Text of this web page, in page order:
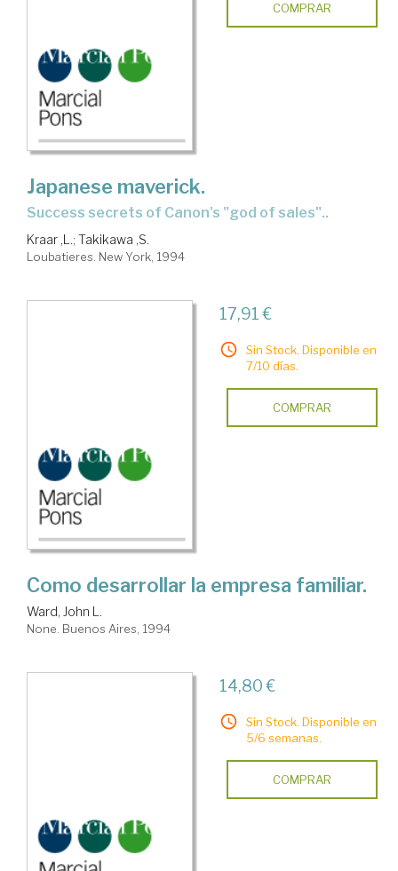
COMPRAR
Japanese maverick.
Success secrets of Canon's "god of sales"..
Kraar ,L.; Takikawa ,S.
Loubatieres. New York, 1994
17,91 €
Sin Stock. Disponible en
7/10 días.
COMPRAR
Como desarrollar la empresa familiar.
Ward, John L.
None. Buenos Aires, 1994
14,80 €
Sin Stock. Disponible en
5/6 semanas.
COMPRAR